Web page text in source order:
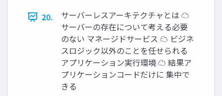
20.
サーバーレスアーキテクチャとは ☁
サーバーの存在について考える必要
のない マネージドサービス ☁ ビジネ
スロジック以外のことを任せられる
アプリケーション実行環境 ☁ 結果ア
プリケーションコードだけに 集中で
きる